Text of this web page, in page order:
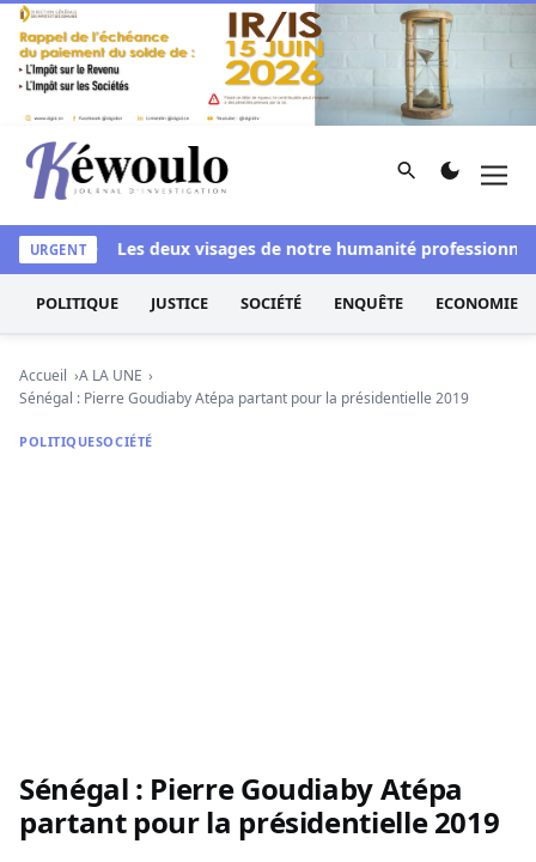
Aller au contenu
Kéwoulo, le premier site d'information et d'investigation
Rechercher
URGENTLes deux visages de notre humanité professionnelle :
POLITIQUE JUSTICE SOCIÉTÉ ENQUÊTE ECONOMIE
Accueil
A LA UNE
Sénégal : Pierre Goudiaby Atépa partant pour la présidentielle 2019
POLITIQUESOCIÉTÉ
Sénégal : Pierre Goudiaby Atépa
partant pour la présidentielle 2019